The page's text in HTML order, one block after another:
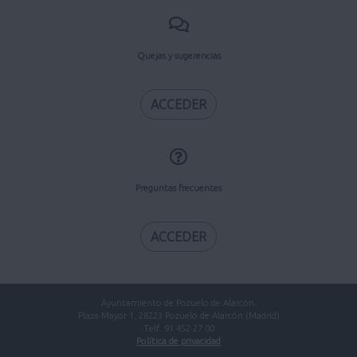
Quejas y sugerencias
ACCEDER
Preguntas frecuentes
ACCEDER
Ayuntamiento de Pozuelo de Alarcón.
Plaza Mayor 1, 28223 Pozuelo de Alarcón (Madrid)
Telf. 91 452 27 00
Política de privacidad